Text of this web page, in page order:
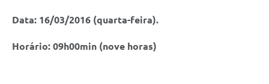
Data: 16/03/2016 (quarta-feira).
Horário: 09h00min (nove horas)